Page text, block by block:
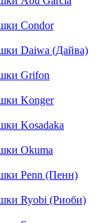
Condor
Daiwa (Дайва)
Grifon
Konger
Kosadaka
Okuma
Penn (Пенн)
Ryobi (Риоби)